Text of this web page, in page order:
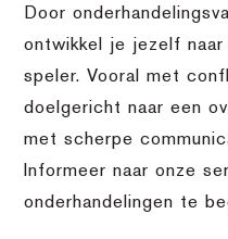
Door
ontwikkel je jezelf
speler. Vooral met
doelgericht naar een
met scherpe
Informeer naar onze
onderhandelingen te